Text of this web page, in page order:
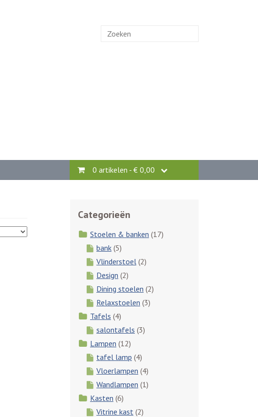
Zoek
0 artikelen - € 0,00
Categorieën
Stoelen & banken (17)
bank (5)
Vlinderstoel (2)
Design (2)
Dining stoelen (2)
Relaxstoelen (3)
Tafels (4)
salontafels (3)
Lampen (12)
tafel lamp (4)
Vloerlampen (4)
Wandlampen (1)
Kasten (6)
Vitrine kast (2)